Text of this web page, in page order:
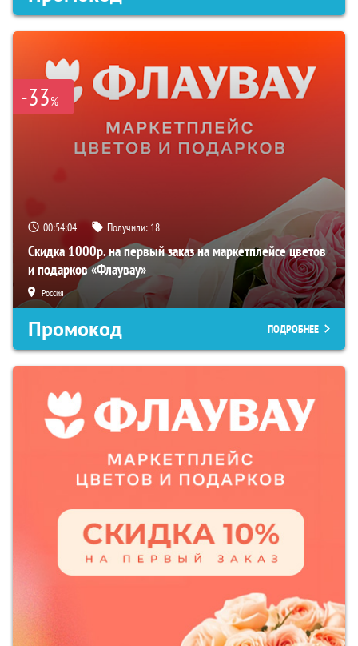
-33%
00:54:03 Получили: 18
Скидка 1000р. на первый заказ на маркетплейсе цветов
и подарков «Флаувау»
Россия
Промокод ПОДРОБНЕЕ